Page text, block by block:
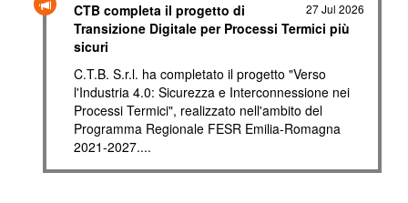
27 Jul 2026
CTB completa il progetto di
Transizione Digitale per Processi Termici più
sicuri
C.T.B. S.r.l. ha completato il progetto "Verso
l'Industria 4.0: Sicurezza e Interconnessione nei
Processi Termici", realizzato nell'ambito del
Programma Regionale FESR Emilia-Romagna
2021-2027....